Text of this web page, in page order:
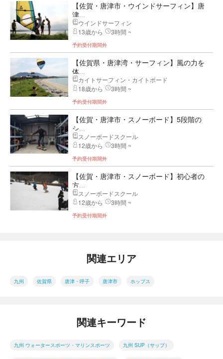
【佐賀・唐津市・ウインドサーフィン】唐
津...
ウインドサーフィン
13歳から
3時間 ~
予約受付期間外
【佐賀県・唐津湾・サーフィン】風の力を
体...
カイトサーフィン・カイトボード
18歳から
3時間 ~
予約受付期間外
【佐賀・唐津市・スノーボード】5段階の
シ...
スノーボードスクール
12歳から
3時間 ~
予約受付期間外
【佐賀・唐津市・スノーボード】初心者の
方...
スノーボードスクール
12歳から
3時間 ~
予約受付期間外
関連エリア
九州 佐賀県 唐津・呼子 唐津市 ホップス
関連キーワード
九州 ウォータースポーツ・マリンスポーツ 九州 SUP（サップ）